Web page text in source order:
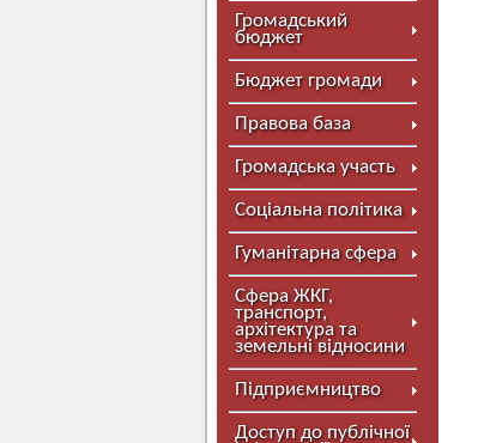
Громадський
бюджет
Бюджет громади
Правова база
Громадська участь
Соціальна політика
Гуманітарна сфера
Сфера ЖКГ,
транспорт,
архітектура та
земельні відносини
Підприємництво
Доступ до публічної